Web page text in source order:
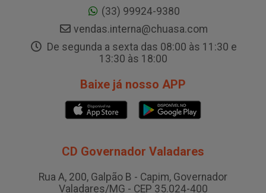
(33) 99924-9380
vendas.interna@chuasa.com
De segunda a sexta das 08:00 às 11:30 e
13:30 às 18:00
Baixe já nosso APP
CD Governador Valadares
Rua A, 200, Galpão B - Capim, Governador
Valadares/MG - CEP 35.024-400